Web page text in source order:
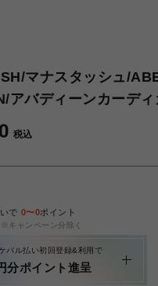
マナスタッシュ/
アバディーンカーディ
税込
で 0〜0ポイント
※キャンペーン分除く
パル払い初回登録&利用で
分ポイント進呈